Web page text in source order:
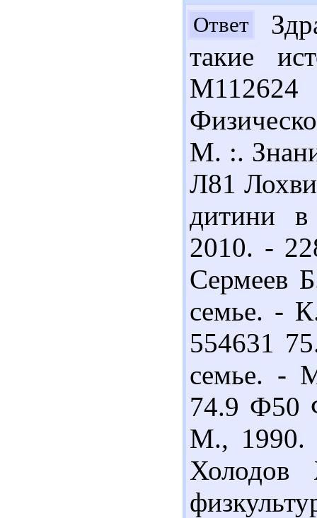
Ответ
такие
М. :.
Л81
дитини в
2010. -
Сермеев
семье. -
554631
семье. -
74.9 Ф50
М., 1990.